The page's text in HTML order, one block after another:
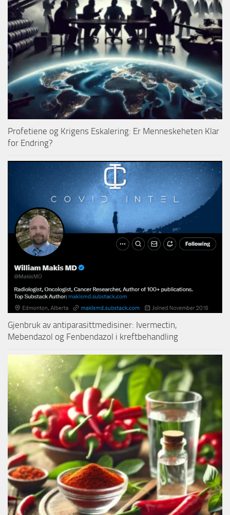
Profetiene og Krigens Eskalering: Er Menneskeheten Klar
for Endring?
Gjenbruk av antiparasittmedisiner: Ivermectin,
Mebendazol og Fenbendazol i kreftbehandling